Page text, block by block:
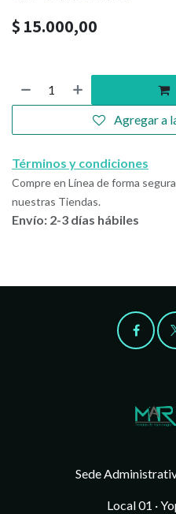
$ 15.000,00
Agregar a
Términos y condiciones
Compre en Línea de forma
nuestras Tiendas.
Envío: 2-3 días hábiles
Sede
Local 01 ·